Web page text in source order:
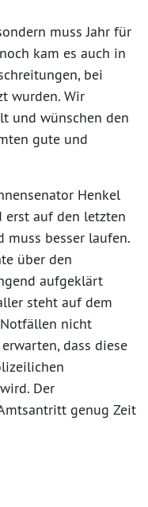
muss Jahr für
kam es auch in
bei
wurden. Wir
und wünschen den
gute und
Henkel
erst auf den letzten
muss besser laufen.
über den
aufgeklärt
steht auf dem
nicht
dass diese
Der
genug Zeit